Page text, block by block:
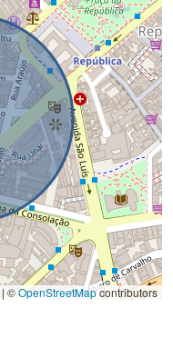
|©OpenStreetMapcontributors